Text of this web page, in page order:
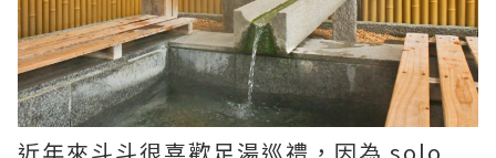
近年來斗斗很喜歡足湯巡禮，因為 solo